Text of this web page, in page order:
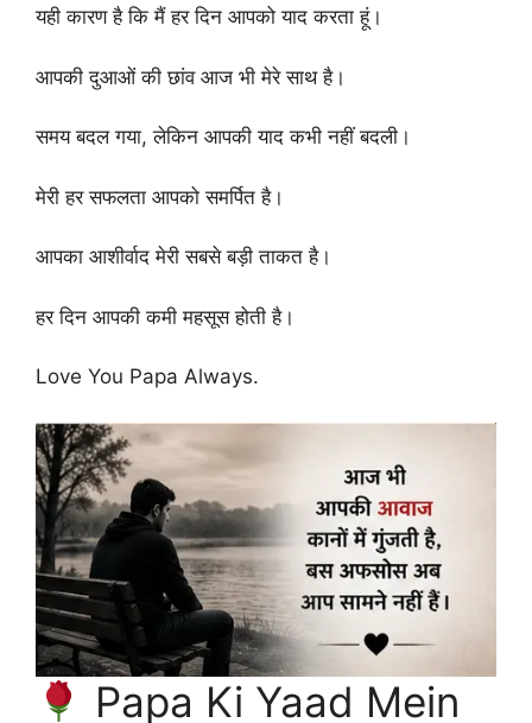
यही कारण है कि मैं हर दिन आपको याद करता हूं।
आपकी दुआओं की छांव आज भी मेरे साथ है।
समय बदल गया, लेकिन आपकी याद कभी नहीं बदली।
मेरी हर सफलता आपको समर्पित है।
आपका आशीर्वाद मेरी सबसे बड़ी ताकत है।
हर दिन आपकी कमी महसूस होती है।
Love You Papa Always.
Papa Ki Yaad Mein